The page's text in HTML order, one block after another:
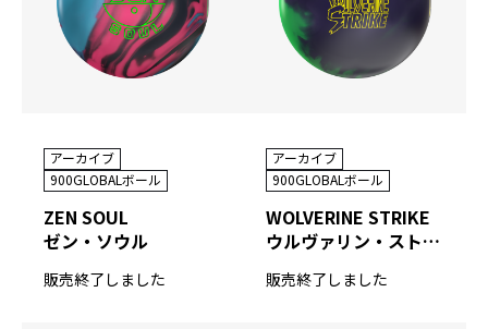
アーカイブ
900GLOBALボール
ZEN SOUL
ゼン・ソウル
販売終了しました
アーカイブ
900GLOBALボール
WOLVERINE STRIKE
ウルヴァリン・ストライク
販売終了しました